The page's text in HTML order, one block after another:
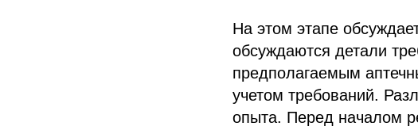
На этом этапе
обсуждаются детали
предполагаемым
учетом требований.
опыта. Перед началом